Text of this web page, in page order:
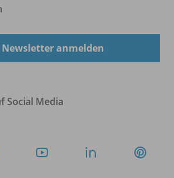
Newsletter anmelden
Social Media